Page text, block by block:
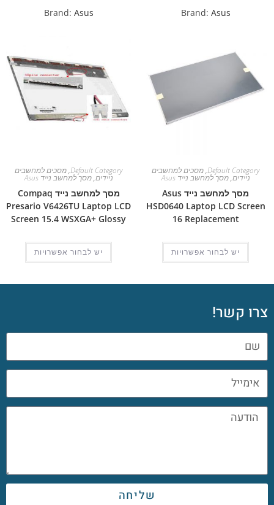
Brand: Asus
Default Category
,מסכים למחשבים
ניידים,מסך למחשב נייד Asus
מסך למחשב נייד Asus
HSD0640 Laptop LCD Screen
16 Replacement
יש לבחור אפשרויות
Brand: Asus
Default Category
,מסכים למחשבים
ניידים,מסך למחשב נייד Asus
מסך למחשב נייד Compaq
Presario V6426TU Laptop LCD
Screen 15.4 WSXGA+ Glossy
יש לבחור אפשרויות
צרו קשר!
שליחה